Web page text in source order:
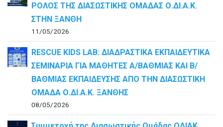
ΡΟΛΟΣ ΤΗΣ ΔΙΑΣΩΣΤΙΚΗΣ ΟΜΑΔΑΣ Ο.ΔΙ.Α.Κ.
ΣΤΗΝ ΞΑΝΘΗ
11/05/2026
RESCUE KIDS LAB: ΔΙAΔΡΑΣΤΙΚΑ ΕΚΠΑΙΔΕΥΤΙΚΑ
ΣΕΜΙΝΑΡΙΑ ΓΙΑ ΜΑΘΗΤΕΣ Α/ΒΑΘΜΙΑΣ ΚΑΙ Β/
ΒΑΘΜΙΑΣ ΕΚΠΑΙΔΕΥΣΗΣ ΑΠΟ ΤΗΝ ΔΙΑΣΩΣΤΙΚΗ
ΟΜΑΔΑ Ο.ΔΙ.Α.Κ. ΞΑΝΘΗΣ
08/05/2026